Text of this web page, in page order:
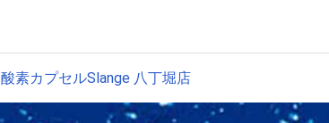
酸素カプセルSlange 八丁堀店